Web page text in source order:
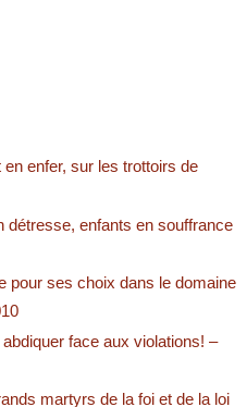
enfer, sur les trottoirs de
détresse, enfants en souffrance
pour ses choix dans le domaine
face aux violations! –
martyrs de la foi et de la loi